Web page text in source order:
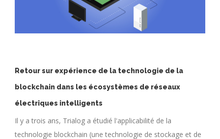
Retour sur expérience de la technologie de la
blockchain dans les écosystèmes de réseaux
électriques intelligents
Il y a trois ans, Trialog a étudié l'applicabilité de la
technologie blockchain (une technologie de stockage et de